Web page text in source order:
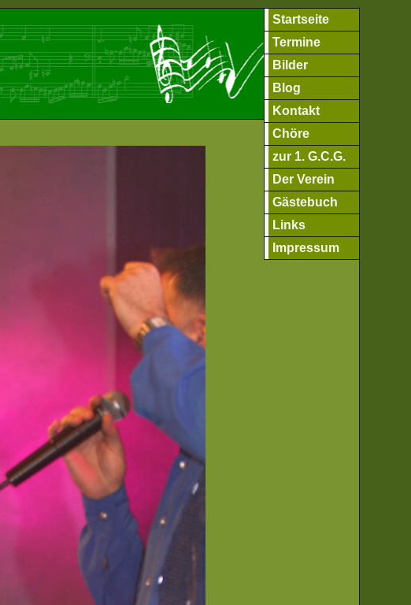
Startseite
Termine
Bilder
Blog
Kontakt
Chöre
zur 1. G.C.G.
Der Verein
Gästebuch
Links
Impressum